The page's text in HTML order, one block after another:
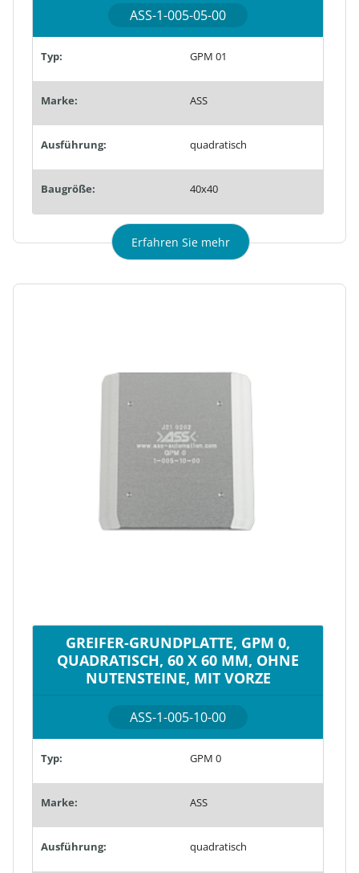
ASS-1-005-05-00
Typ: GPM 01
Marke: ASS
Ausführung: quadratisch
Baugröße: 40x40
Erfahren Sie mehr
GREIFER-GRUNDPLATTE, GPM 0,
QUADRATISCH, 60 X 60 MM, OHNE
NUTENSTEINE, MIT VORZE
ASS-1-005-10-00
Typ: GPM 0
Marke: ASS
Ausführung: quadratisch